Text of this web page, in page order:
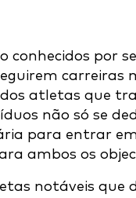
por
atletas que
não só se
para entrar
ambos os
notáveis